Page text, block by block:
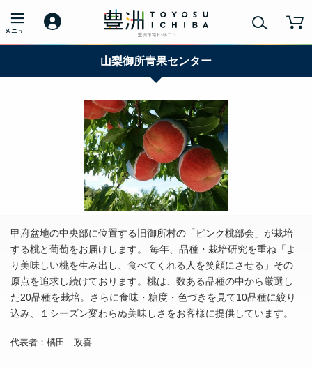
山梨御所青果センター
甲府盆地の中央部に位置する旧御所村の「ピンク桃部会」が栽培
する桃と葡萄をお届けします。 毎年、品種・栽培研究を重ね「よ
り美味しい桃を生み出し、食べてくれる人を笑顔にさせる」その
原点を追求し続けております。桃は、数ある品種の中から厳選し
た20品種を栽培。さらに食味・糖度・色づきを見て10品種に絞り
込み、１シーズン変わらぬ美味しさをお客様に提供しています。
代表者：橘田 政喜